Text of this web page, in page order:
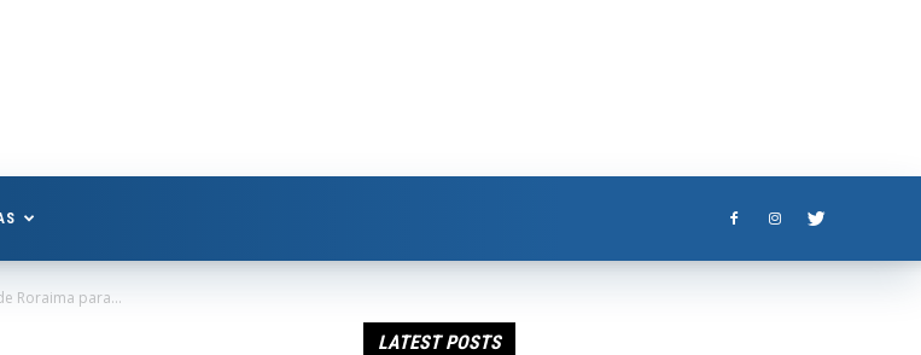
Roraima para...
LATEST POSTS